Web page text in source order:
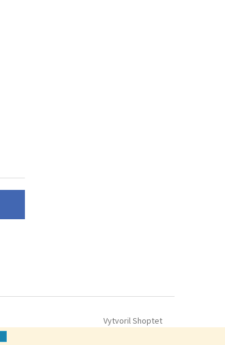
Vytvoril Shoptet